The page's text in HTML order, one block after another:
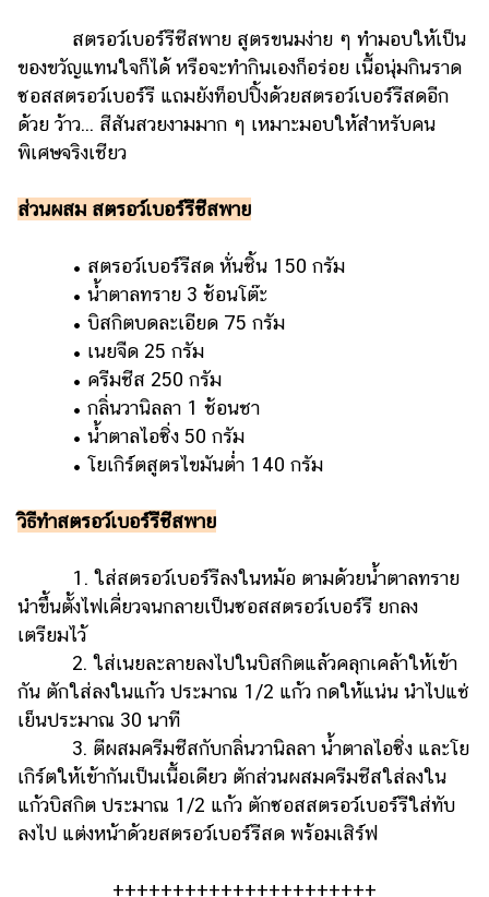
สตรอว์เบอร์รีชีสพาย สูตรขนมง่าย ๆ ทำมอบให้เป็น
ของขวัญแทนใจก็ได้ หรือจะทำกินเองก็อร่อย เนื้อนุ่มกินราด
ซอสสตรอว์เบอร์รี แถมยังท็อปปิ้งด้วยสตรอว์เบอร์รีสดอีก
ด้วย ว้าว... สีสันสวยงามมาก ๆ เหมาะมอบให้สำหรับคน
พิเศษจริงเชียว
ส่วนผสม สตรอว์เบอร์รีชีสพาย
• สตรอว์เบอร์รีสด หั่นชิ้น 150 กรัม
• น้ำตาลทราย 3 ช้อนโต๊ะ
• บิสกิตบดละเอียด 75 กรัม
• เนยจืด 25 กรัม
• ครีมชีส 250 กรัม
• กลิ่นวานิลลา 1 ช้อนชา
• น้ำตาลไอซิ่ง 50 กรัม
• โยเกิร์ตสูตรไขมันต่ำ 140 กรัม
วิธีทำสตรอว์เบอร์รีชีสพาย
1. ใส่สตรอว์เบอร์รีลงในหม้อ ตามด้วยน้ำตาลทราย
นำขึ้นตั้งไฟเคี่ยวจนกลายเป็นซอสสตรอว์เบอร์รี ยกลง
เตรียมไว้
2. ใส่เนยละลายลงไปในบิสกิตแล้วคลุกเคล้าให้เข้า
กัน ตักใส่ลงในแก้ว ประมาณ 1/2 แก้ว กดให้แน่น นำไปแช่
เย็นประมาณ 30 นาที
3. ตีผสมครีมชีสกับกลิ่นวานิลลา น้ำตาลไอซิ่ง และโย
เกิร์ตให้เข้ากันเป็นเนื้อเดียว ตักส่วนผสมครีมชีสใส่ลงใน
แก้วบิสกิต ประมาณ 1/2 แก้ว ตักซอสสตรอว์เบอร์รีใส่ทับ
ลงไป แต่งหน้าด้วยสตรอว์เบอร์รีสด พร้อมเสิร์ฟ
++++++++++++++++++++++